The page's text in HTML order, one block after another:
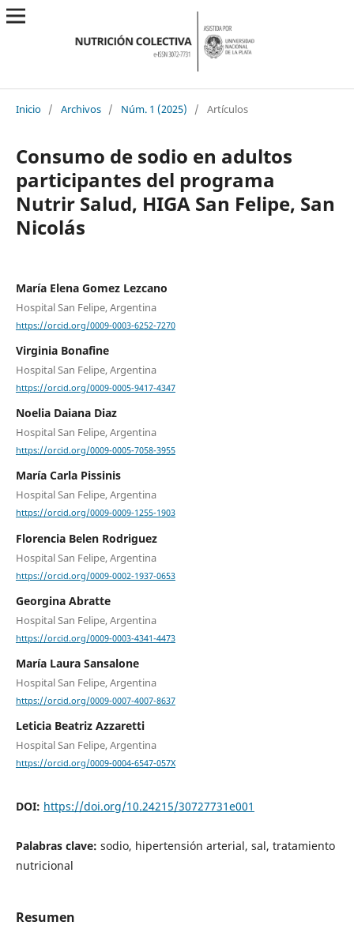
Inicio / Archivos / Núm. 1 (2025) / Artículos
Consumo de sodio en adultos
participantes del programa
Nutrir Salud, HIGA San Felipe, San
Nicolás
María Elena Gomez Lezcano
Hospital San Felipe, Argentina
https://orcid.org/0009-0003-6252-7270
Virginia Bonafine
Hospital San Felipe, Argentina
https://orcid.org/0009-0005-9417-4347
Noelia Daiana Diaz
Hospital San Felipe, Argentina
https://orcid.org/0009-0005-7058-3955
María Carla Pissinis
Hospital San Felipe, Argentina
https://orcid.org/0009-0009-1255-1903
Florencia Belen Rodriguez
Hospital San Felipe, Argentina
https://orcid.org/0009-0002-1937-0653
Georgina Abratte
Hospital San Felipe, Argentina
https://orcid.org/0009-0003-4341-4473
María Laura Sansalone
Hospital San Felipe, Argentina
https://orcid.org/0009-0007-4007-8637
Leticia Beatriz Azzaretti
Hospital San Felipe, Argentina
https://orcid.org/0009-0004-6547-057X
DOI: https://doi.org/10.24215/30727731e001
Palabras clave: sodio, hipertensión arterial, sal, tratamiento
nutricional
Resumen